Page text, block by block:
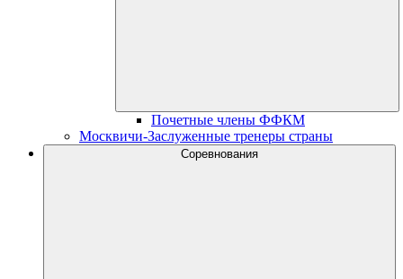
Почетные члены ФФКМ
Москвичи-Заслуженные тренеры страны
Соревнования